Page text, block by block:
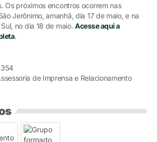
Os próximos encontros ocorrem nas
Jerônimo, amanhã, dia 17 de maio, e na
no dia 18 de maio.Acesse aqui a
.
de Imprensa e Relacionamento